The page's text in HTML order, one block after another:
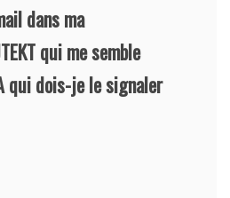
dans ma
qui me semble
qui dois-je le signaler